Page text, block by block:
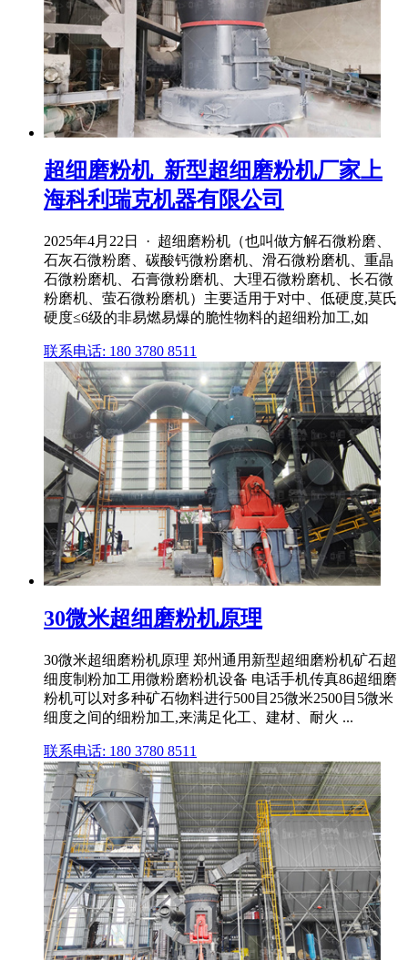
超细磨粉机_新型超细磨粉机厂家上
海科利瑞克机器有限公司
2025年4月22日 · 超细磨粉机（也叫做方解石微粉磨、
石灰石微粉磨、碳酸钙微粉磨机、滑石微粉磨机、重晶
石微粉磨机、石膏微粉磨机、大理石微粉磨机、长石微
粉磨机、萤石微粉磨机）主要适用于对中、低硬度,莫氏
硬度≤6级的非易燃易爆的脆性物料的超细粉加工,如
联系电话: 180 3780 8511
30微米超细磨粉机原理
30微米超细磨粉机原理 郑州通用新型超细磨粉机矿石超
细度制粉加工用微粉磨粉机设备 电话手机传真86超细磨
粉机可以对多种矿石物料进行500目25微米2500目5微米
细度之间的细粉加工,来满足化工、建材、耐火 ...
联系电话: 180 3780 8511